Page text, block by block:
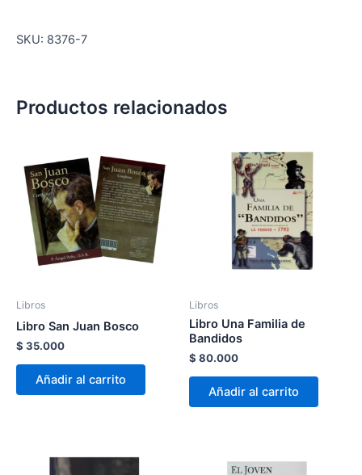
SKU: 8376-7
Productos relacionados
Libros
Libro San Juan Bosco
$ 35.000
Añadir al carrito
Libros
Libro Una Familia de
Bandidos
$ 80.000
Añadir al carrito